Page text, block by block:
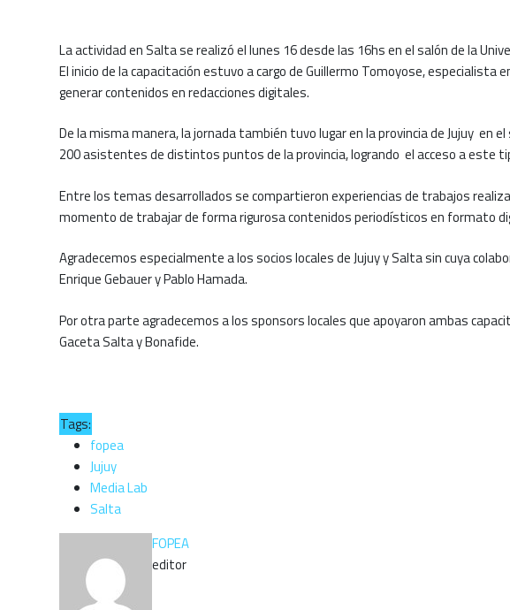
La actividad en Salta se realizó el lunes 16 desde las 16hs en el salón de la
El inicio de la capacitación estuvo a cargo de Guillermo Tomoyose,
generar contenidos en redacciones digitales.
De la misma manera, la jornada también tuvo lugar en la provincia de Jujuy en
200 asistentes de distintos puntos de la provincia, logrando el acceso a este
Entre los temas desarrollados se compartieron experiencias de trabajos
momento de trabajar de forma rigurosa contenidos periodísticos en formato
Agradecemos especialmente a los socios locales de Jujuy y Salta sin cuya
Enrique Gebauer y Pablo Hamada.
Por otra parte agradecemos a los sponsors locales que apoyaron ambas
Gaceta Salta y Bonafide.
Tags:
fopea
Jujuy
Media Lab
Salta
FOPEA
editor